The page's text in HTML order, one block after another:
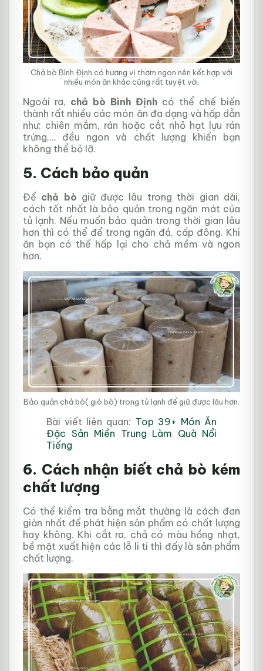
Chả bò Bình Định có hương vị thơm ngon nên kết hợp với
nhiều món ăn khác cũng rất tuyệt vời.
Ngoài ra, chả bò Bình Định có thể chế biến
thành rất nhiều các món ăn đa dạng và hấp dẫn
như: chiên mắm, rán hoặc cắt nhỏ hạt lựu rán
trứng,… đều ngon và chất lượng khiến bạn
không thể bỏ lỡ.
5. Cách bảo quản
Để chả bò giữ được lâu trong thời gian dài,
cách tốt nhất là bảo quản trong ngăn mát của
tủ lạnh. Nếu muốn bảo quản trong thời gian lâu
hơn thì có thể để trong ngăn đá, cấp đông. Khi
ăn bạn có thể hấp lại cho chả mềm và ngon
hơn.
Bảo quản chả bò( giò bò) trong tủ lạnh để giữ được lâu hơn.
Bài viết liên quan: Top 39+ Món Ăn
Đặc Sản Miền Trung Làm Quà Nổi
Tiếng
6. Cách nhận biết chả bò kém
chất lượng
Có thể kiểm tra bằng mắt thường là cách đơn
giản nhất để phát hiện sản phẩm có chất lượng
hay không. Khi cắt ra, chả có màu hồng nhạt,
bề mặt xuất hiện các lỗ li ti thì đấy là sản phẩm
chất lượng.